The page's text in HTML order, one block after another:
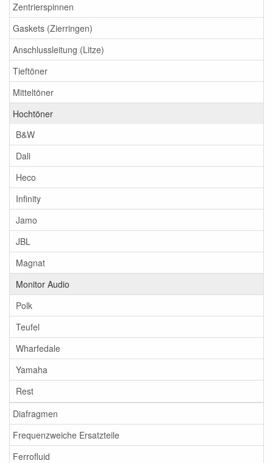
Zentrierspinnen
Gaskets (Zierringen)
Anschlussleitung (Litze)
Tieftöner
Mitteltöner
Hochtöner
B&W
Dali
Heco
Infinity
Jamo
JBL
Magnat
Monitor Audio
Polk
Teufel
Wharfedale
Yamaha
Rest
Diafragmen
Frequenzweiche Ersatzteile
Ferrofluid